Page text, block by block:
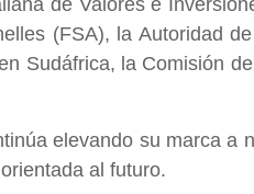
de Valores e
(FSA), la Autoridad
Sudáfrica, la Comisión
elevando su marca a
al futuro.